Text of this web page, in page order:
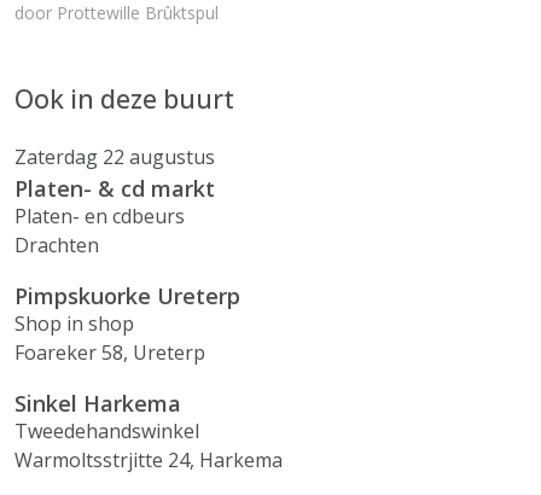
door Prottewille Brûktspul
Ook in deze buurt
Zaterdag 22 augustus
Platen- & cd markt
Platen- en cdbeurs
Drachten
Pimpskuorke Ureterp
Shop in shop
Foareker 58, Ureterp
Sinkel Harkema
Tweedehandswinkel
Warmoltsstrjitte 24, Harkema